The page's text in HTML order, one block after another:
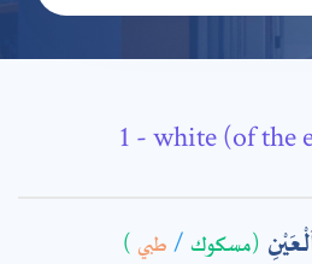
- white (of the
(مسكوك / طبي )
Subject: *